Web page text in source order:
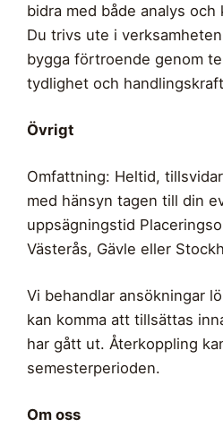
bidra med både analys och
Du trivs ute i
bygga förtroende genom
tydlighet och
Övrigt
Omfattning: Heltid,
med hänsyn tagen till din
uppsägningstid
Västerås, Gävle eller
Vi behandlar ansökningar
kan komma att tillsättas
har gått ut. Återkoppling
semesterperioden.
Om oss